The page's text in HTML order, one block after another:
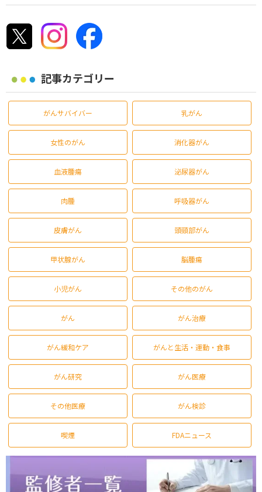
記事カテゴリー
がんサバイバー 乳がん
女性のがん 消化器がん
血液腫瘍 泌尿器がん
肉腫 呼吸器がん
皮膚がん 頭頸部がん
甲状腺がん 脳腫瘍
小児がん その他のがん
がん がん治療
がん緩和ケア がんと生活・運動・食事
がん研究 がん医療
その他医療 がん検診
喫煙 FDAニュース